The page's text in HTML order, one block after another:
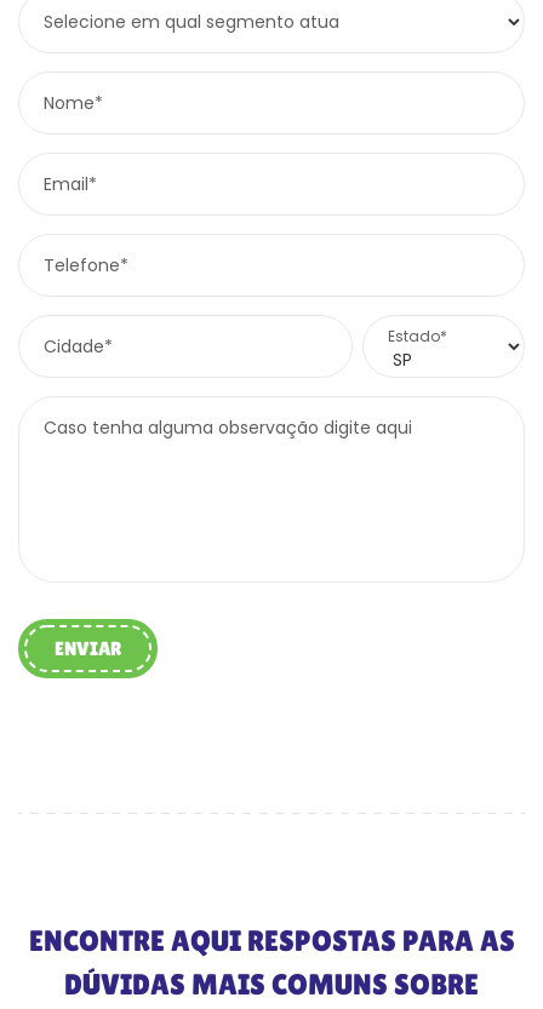
Selecione em qual segmento atua
Nome*
Email*
Telefone*
Cidade* Estado*
Caso tenha alguma observação digite aqui
ENVIAR
ENCONTRE AQUI RESPOSTAS PARA AS
DÚVIDAS MAIS COMUNS SOBRE